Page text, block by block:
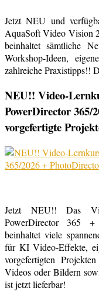
Jetzt NEU und
AquaSoft Video Vision
beinhaltet sämtliche
Workshop-Ideen,
zahlreiche Praxistipps!!
NEU!! Video-
PowerDirector 365/
vorgefertigte
Jetzt NEU!! Das
PowerDirector 365
beinhaltet viele
für KI Video-Effekte,
vorgefertigten
Videos oder Bildern
ist jetzt lieferbar!